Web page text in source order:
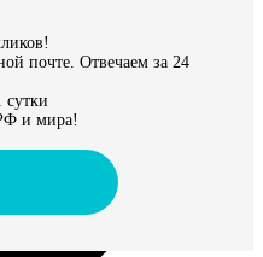
почте. Отвечаем за 24
сутки
и мира!